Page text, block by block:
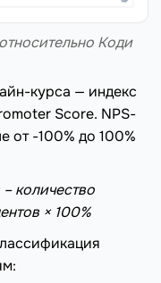
Коди
курса — индекс
Score. NPS-
от -100% до 100%
количество
× 100%